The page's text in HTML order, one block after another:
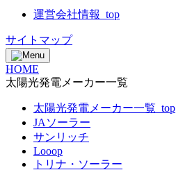
運営会社情報_top
サイトマップ
HOME
太陽光発電メーカー一覧
太陽光発電メーカー一覧_top
JAソーラー
サンリッチ
Looop
トリナ・ソーラー